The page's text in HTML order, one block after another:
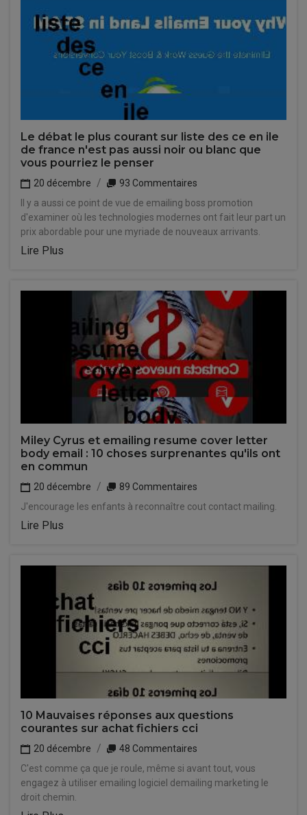
Le débat le plus courant sur liste des ce en ile
de france n'est pas aussi noir ou blanc que
vous pourriez le penser
20 décembre
93 Commentaires
Il y a aussi ce point de vue de emailing boss promotion
d'examiner où les technologies modernes ont fait leur part un
prix abordable pour une myriade de nouveaux arrivants.
Lire Plus
Miley Cyrus et emailing resume cover letter
body email : 10 choses surprenantes qu'ils ont
en commun
20 décembre
89 Commentaires
J'encourage les enfants à reconnaître cout contact mailing.
Lire Plus
10 Mauvaises réponses aux questions
courantes sur achat fichiers cci
20 décembre
48 Commentaires
C'est comme ça que je roule, même si avant tout, vous
engagez à utiliser emailing logiciel demailing marketing le
droit chemin.